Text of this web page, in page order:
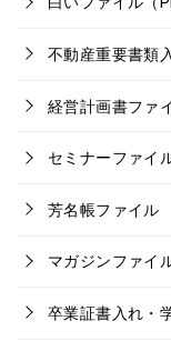
不動産重要書類
経営計画書ファ
セミナーファイ
芳名帳ファイル
マガジンファイ
卒業証書入れ・